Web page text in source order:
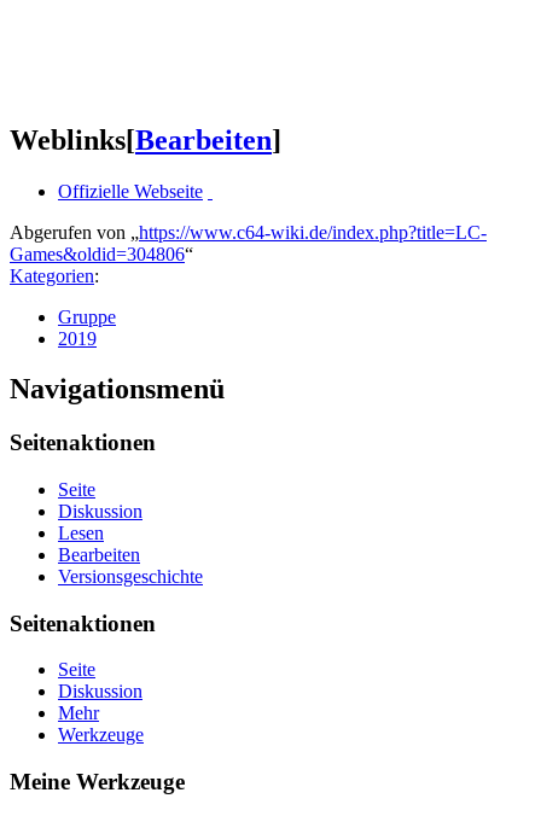
Weblinks[Bearbeiten]
Offizielle Webseite
Abgerufen von „https://www.c64-wiki.de/index.php?title=LC-
Games&oldid=304806“
Kategorien:
Gruppe
2019
Navigationsmenü
Seitenaktionen
Seite
Diskussion
Lesen
Bearbeiten
Versionsgeschichte
Seitenaktionen
Seite
Diskussion
Mehr
Werkzeuge
Meine Werkzeuge